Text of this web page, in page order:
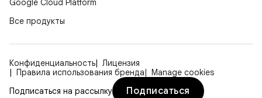
Google Cloud Platform
Все продукты
Конфиденциальность
Лицензия
Правила использования бренда
Manage cookies
Подписаться на рассылку
Подписаться